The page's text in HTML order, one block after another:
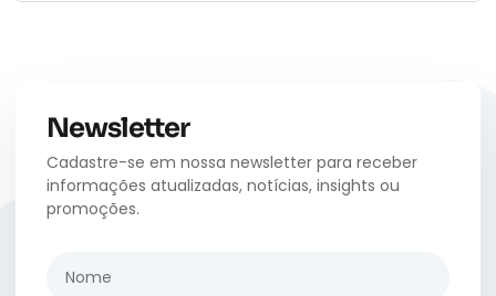
Newsletter
Cadastre-se em nossa newsletter para receber
informações atualizadas, notícias, insights ou
promoções.